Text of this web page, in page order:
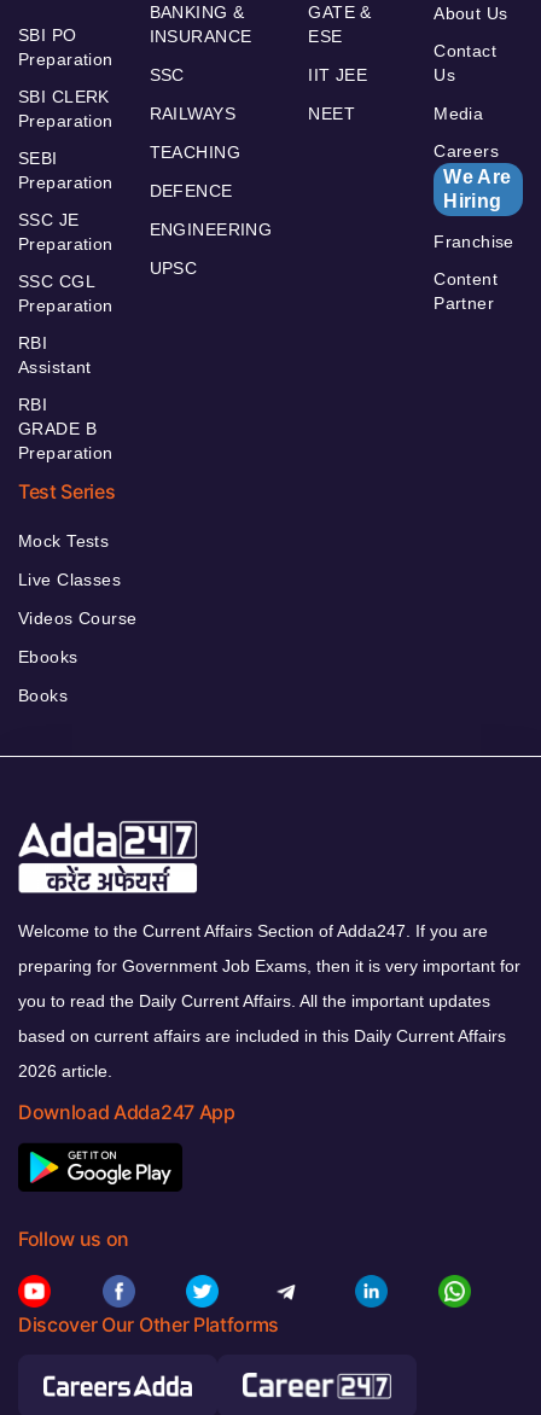
SBI PO
Preparation
SBI CLERK
Preparation
SEBI
Preparation
SSC JE
Preparation
SSC CGL
Preparation
RBI
Assistant
RBI
GRADE B
Preparation
BANKING &
INSURANCE
SSC
RAILWAYS
TEACHING
DEFENCE
ENGINEERING
UPSC
GATE &
ESE
IIT JEE
NEET
About Us
Contact
Us
Media
Careers
We Are
Hiring
Franchise
Content
Partner
Test Series
Mock Tests
Live Classes
Videos Course
Ebooks
Books
Welcome to the Current Affairs Section of Adda247. If you are
preparing for Government Job Exams, then it is very important for
you to read the Daily Current Affairs. All the important updates
based on current affairs are included in this Daily Current Affairs
2026 article.
Download Adda247 App
Follow us on
Discover Our Other Platforms